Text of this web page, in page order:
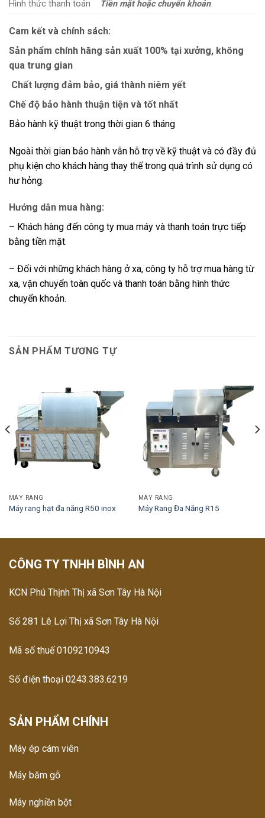
Hình thức thanh toán Tiền mặt hoặc chuyển khoản
Cam kết và chính sách:
Sản phẩm chính hãng sản xuất 100% tại xưởng, không
qua trung gian
Chất lượng đảm bảo, giá thành niêm yết
Chế độ bảo hành thuận tiện và tốt nhất
Bảo hành kỹ thuật trong thời gian 6 tháng
Ngoài thời gian bảo hành vẫn hỗ trợ về kỹ thuật và có đầy đủ
phụ kiện cho khách hàng thay thế trong quá trình sử dụng có
hư hỏng.
Hướng dẫn mua hàng:
– Khách hàng đến công ty mua máy và thanh toán trực tiếp
bằng tiền mặt.
– Đối với những khách hàng ở xa, công ty hỗ trợ mua hàng từ
xa, vận chuyển toàn quốc và thanh toán bằng hình thức
chuyển khoản.
SẢN PHẨM TƯƠNG TỰ
MÁY RANG
Máy rang hạt đa năng R50 inox
MÁY RANG
Máy Rang Đa Năng R15
CÔNG TY TNHH BÌNH AN
KCN Phú Thịnh Thị xã Sơn Tây Hà Nội
Số 281 Lê Lợi Thị xã Sơn Tây Hà Nội
Mã số thuế 0109210943
Số điện thoại 0243.383.6219
SẢN PHẨM CHÍNH
Máy ép cám viên
Máy băm gỗ
Máy nghiền bột